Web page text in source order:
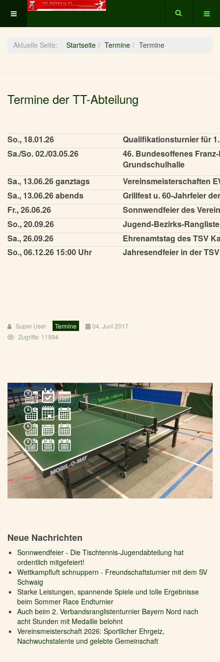
Aktuelle Seite: Startseite Termine Termine
Termine der TT-Abteilung
So., 18.01.26
Qualifikationsturnier für
Sa./So. 02./03.05.26
46. Bundesoffenes
Grundschulhalle
Sa., 13.06.26 ganztags
Vereinsmeisterschaften
Sa., 13.06.26 abends
Grillfest u. 60-Jahrfeier
Fr., 26.06.26
Sonnwendfeier des
So., 20.09.26
Jugend-Bezirks-
Sa., 26.09.26
Ehrenamtstag des TSV
So., 06.12.26 15:00 Uhr
Jahresendfeier in der
Super User Termine
04. Juni 2017
Zugriffe: 11994
Neue Nachrichten
Sonnwendfeier - Die Tischtennis-Jugendabteilung hat
ordentlich mitgefeiert!
Wettkampfluft schnuppern - Freundschaftsturnier mit dem SV
Schwaig
Starke Leistungen, spannende Spiele und tolle Ergebnisse
beim Sommer Race Endturnier
Auch beim 2. Verbandsranglistenturnier Bayern Nord nach
acht Stunden mit Medaille belohnt
Vereinsmeisterschaft 2026: Sportlicher Ehrgeiz,
Nachwuchstalente und gelebte Gemeinschaft